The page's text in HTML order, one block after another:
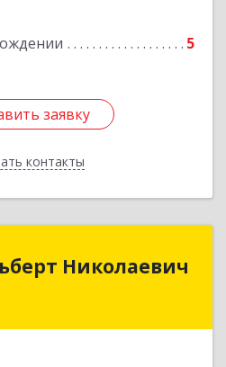
5
заявку
контакты
заявку
Назад
Николаевич
Николаевич
Елец г, Н.Гусевой ул, 56А